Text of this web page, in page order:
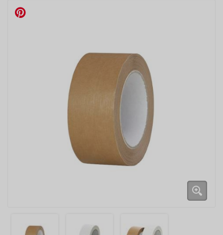
Andere verhuismaterialen